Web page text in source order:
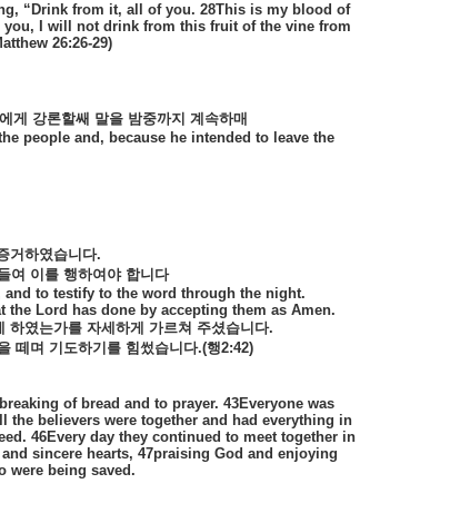
“Drink from it, all of you. 28This is my blood of
I will not drink from this fruit of the vine from
26:26-29)
게 강론할쌔 말을 밤중까지 계속하매
people and, because he intended to leave the
거하였습니다.
여 이를 행하여야 합니다
to testify to the word through the night.
Lord has done by accepting them as Amen.
하였는가를 자세하게 가르쳐 주셨습니다.
떼며 기도하기를 힘썼습니다.(행2:42)
of bread and to prayer. 43Everyone was
believers were together and had everything in
46Every day they continued to meet together in
sincere hearts, 47praising God and enjoying
were being saved.